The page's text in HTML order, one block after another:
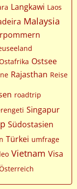
Langkawi Laos
Malaysia
Ostsee
Rajasthan Reise
roadtrip
Singapur
Südostasien
Türkei umfrage
Vietnam Visa